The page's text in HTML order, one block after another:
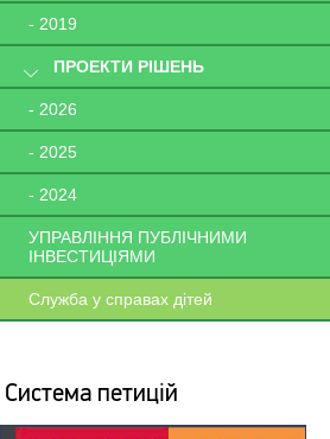
- 2019
ПРОЕКТИ РІШЕНЬ
- 2026
- 2025
- 2024
УПРАВЛІННЯ ПУБЛІЧНИМИ
ІНВЕСТИЦІЯМИ
Служба у справах дітей
Система петицій